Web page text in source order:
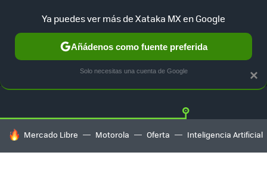
GUÍA DE COMPRAS MERCADO LIBRE
HOY SE HABLA DE
Mercado Libre Motorola Oferta Inteligencia Artificial
×
Ya puedes ver más de Xataka MX en Google
Añádenos como fuente preferida
Solo necesitas una cuenta de Google